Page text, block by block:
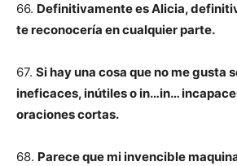
66. Definitivamente es Alicia,
te reconocería en cualquier parte.
67. Si hay una cosa que no me gusta
ineficaces, inútiles o in…in…
oraciones cortas.
68. Parece que mi invencible